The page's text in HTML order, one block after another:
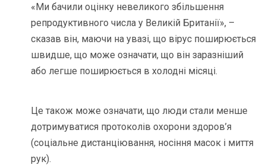
«Ми бачили оцінку невеликого збільшення
репродуктивного числа у Великій Британії», –
сказав він, маючи на увазі, що вірус поширюється
швидше, що може означати, що він заразніший
або легше поширюється в холодні місяці.
Це також може означати, що люди стали менше
дотримуватися протоколів охорони здоров’я
(соціальне дистанціювання, носіння масок і миття
рук).